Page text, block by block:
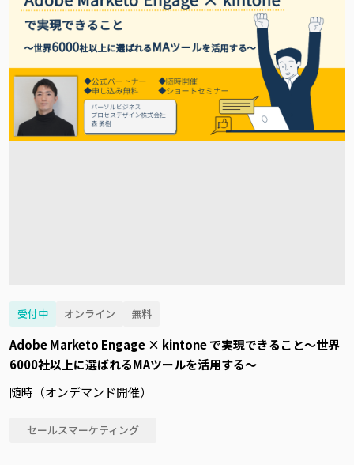
受付中 オンライン 無料
Adobe Marketo Engage × kintone で実現できること～世界
6000社以上に選ばれるMAツールを活用する～
随時（オンデマンド開催）
セールスマーケティング